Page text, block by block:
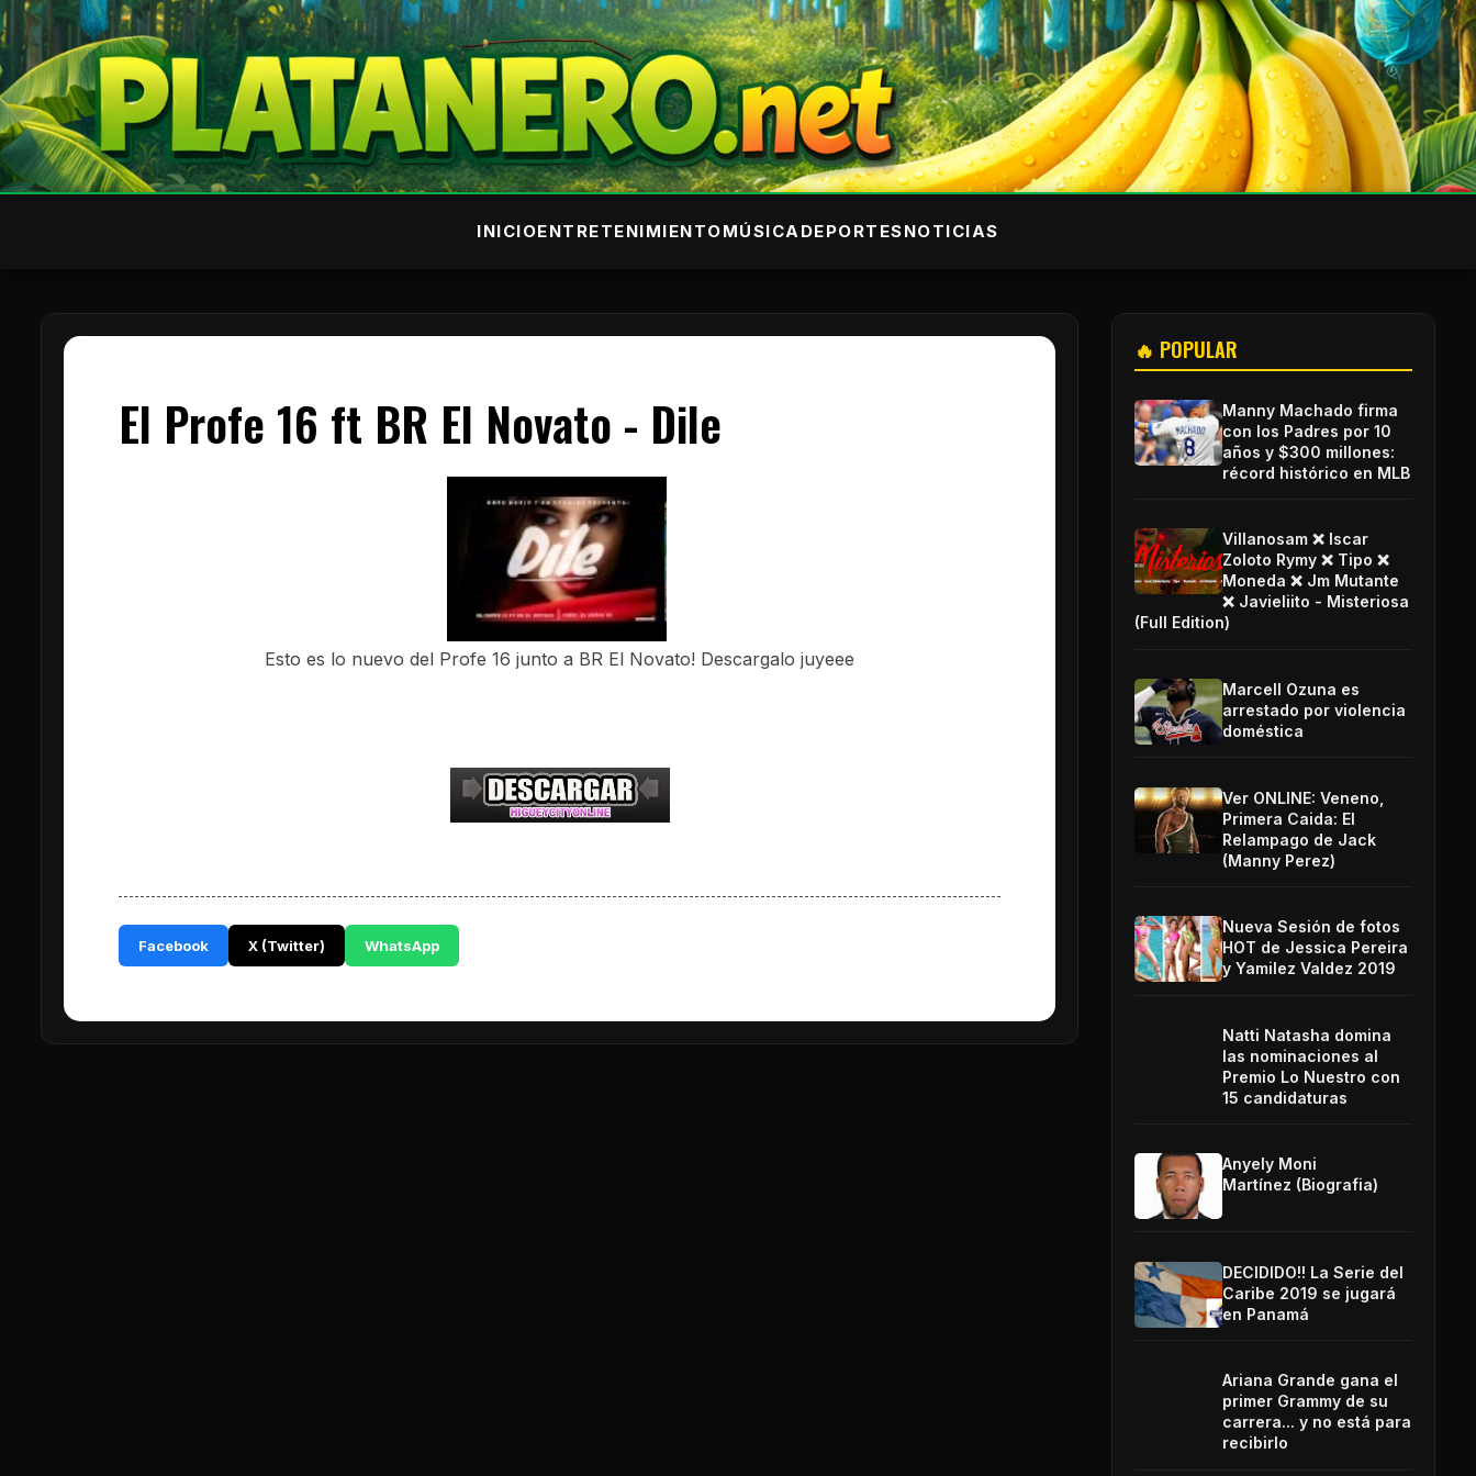
INICIOENTRETENIMIENTOMÚSICA DEPORTESNOTICIAS
El Profe 16 ft BR El Novato - Dile
Esto es lo nuevo del Profe 16 junto a BR El Novato! Descargalo juyeee
Facebook X (Twitter) WhatsApp
🔥 POPULAR
Manny Machado firma
con los Padres por 10
años y $300 millones:
récord histórico en MLB
Villanosam ❌ Iscar
Zoloto Rymy ❌ Tipo ❌
Moneda ❌ Jm Mutante
❌ Javieliito - Misteriosa
(Full Edition)
Marcell Ozuna es
arrestado por violencia
doméstica
Ver ONLINE: Veneno,
Primera Caida: El
Relampago de Jack
(Manny Perez)
Nueva Sesión de fotos
HOT de Jessica Pereira
y Yamilez Valdez 2019
Natti Natasha domina
las nominaciones al
Premio Lo Nuestro con
15 candidaturas
Anyely Moni
Martínez (Biografia)
DECIDIDO!! La Serie del
Caribe 2019 se jugará
en Panamá
Ariana Grande gana el
primer Grammy de su
carrera... y no está para
recibirlo